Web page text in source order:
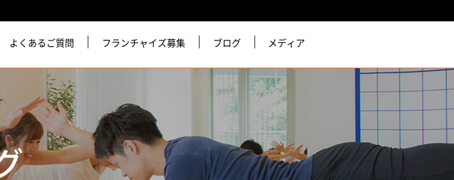
よくあるご質問 フランチャイズ募集 ブログ メディア